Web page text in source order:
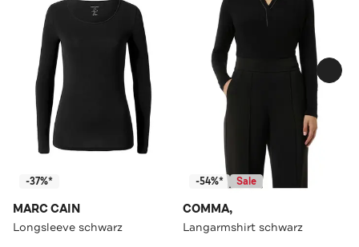
-37%*
MARC CAIN
Longsleeve schwarz
-54%* Sale
COMMA,
Langarmshirt schwarz